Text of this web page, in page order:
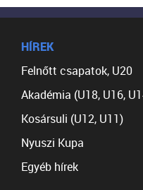
HÍREK
Felnőtt csapatok, U20
Akadémia (U18, U16,
Kosársuli (U12, U11)
Nyuszi Kupa
Egyéb hírek